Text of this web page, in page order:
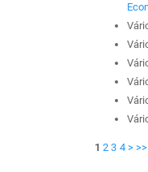
1 2 3 4 > >>